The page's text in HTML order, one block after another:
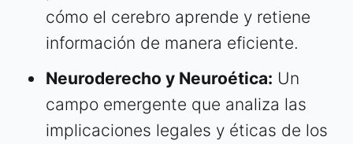
cómo el cerebro aprende y retiene
información de manera eficiente.
Neuroderecho y Neuroética: Un
campo emergente que analiza las
implicaciones legales y éticas de los